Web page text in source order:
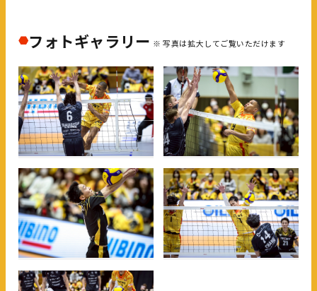
フォトギャラリー ※ 写真は拡大してご覧いただけます